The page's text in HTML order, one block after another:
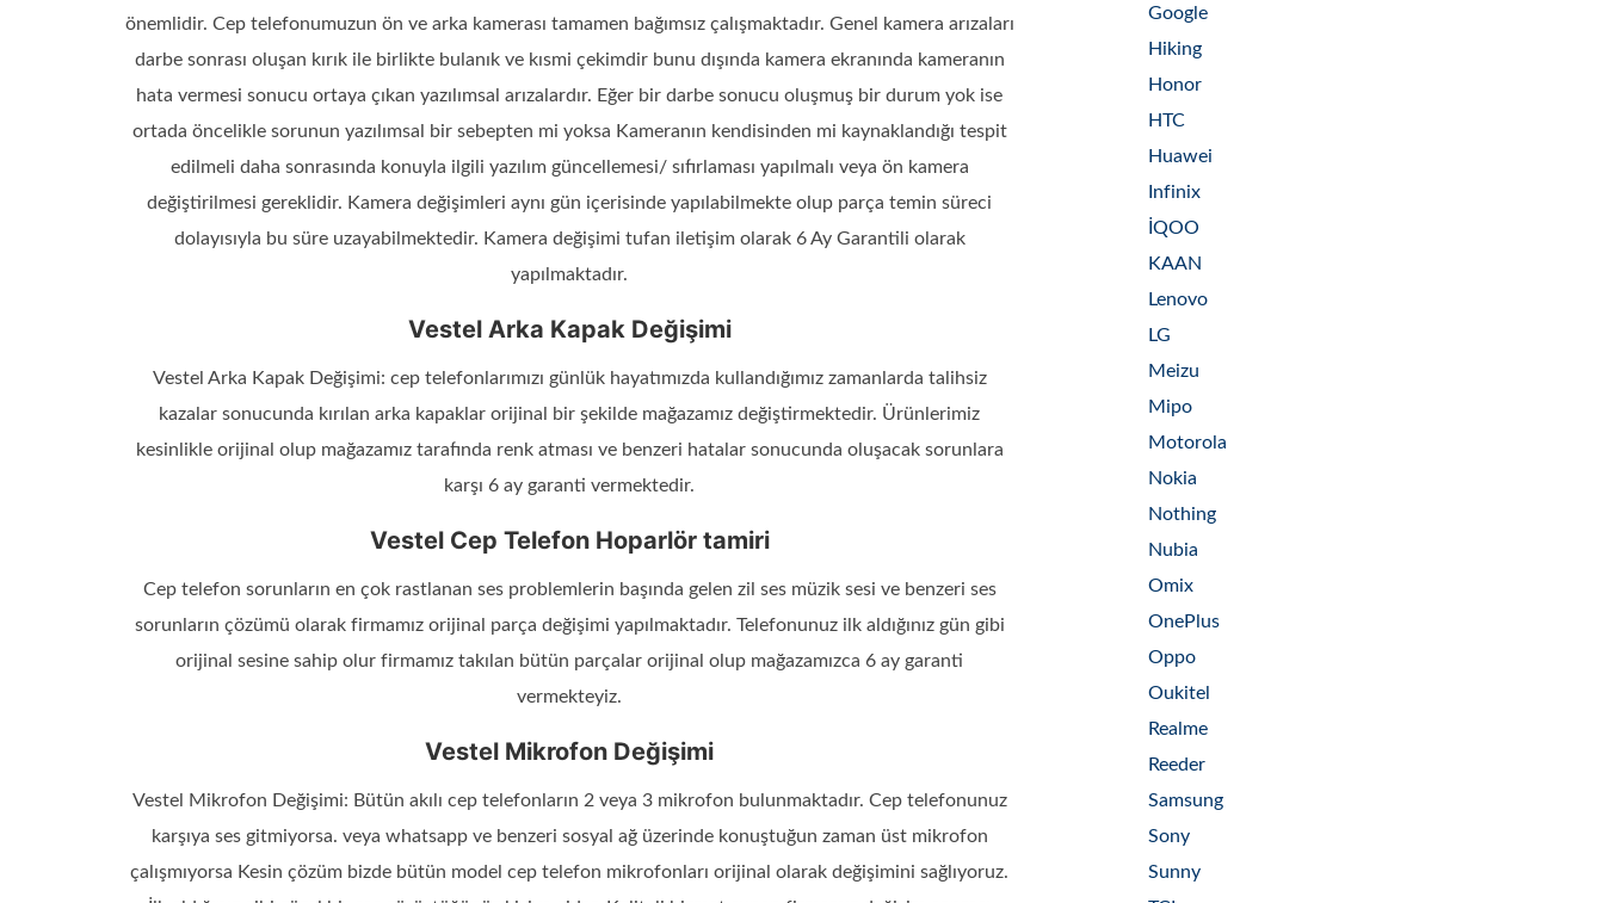
önemlidir. Cep telefonumuzun ön ve arka kamerası tamamen bağımsız çalışmaktadır. Genel kamera arızaları
darbe sonrası oluşan kırık ile birlikte bulanık ve kısmi çekimdir bunu dışında kamera ekranında kameranın
hata vermesi sonucu ortaya çıkan yazılımsal arızalardır. Eğer bir darbe sonucu oluşmuş bir durum yok ise
ortada öncelikle sorunun yazılımsal bir sebepten mi yoksa Kameranın kendisinden mi kaynaklandığı tespit
edilmeli daha sonrasında konuyla ilgili yazılım güncellemesi/ sıfırlaması yapılmalı veya ön kamera
değiştirilmesi gereklidir. Kamera değişimleri aynı gün içerisinde yapılabilmekte olup parça temin süreci
dolayısıyla bu süre uzayabilmektedir. Kamera değişimi tufan iletişim olarak 6 Ay Garantili olarak
yapılmaktadır.
Vestel Arka Kapak Değişimi
Vestel Arka Kapak Değişimi: cep telefonlarımızı günlük hayatımızda kullandığımız zamanlarda talihsiz
kazalar sonucunda kırılan arka kapaklar orijinal bir şekilde mağazamız değiştirmektedir. Ürünlerimiz
kesinlikle orijinal olup mağazamız tarafında renk atması ve benzeri hatalar sonucunda oluşacak sorunlara
karşı 6 ay garanti vermektedir.
Vestel Cep Telefon Hoparlör tamiri
Cep telefon sorunların en çok rastlanan ses problemlerin başında gelen zil ses müzik sesi ve benzeri ses
sorunların çözümü olarak firmamız orijinal parça değişimi yapılmaktadır. Telefonunuz ilk aldığınız gün gibi
orijinal sesine sahip olur firmamız takılan bütün parçalar orijinal olup mağazamızca 6 ay garanti
vermekteyiz.
Vestel Mikrofon Değişimi
Vestel Mikrofon Değişimi: Bütün akılı cep telefonların 2 veya 3 mikrofon bulunmaktadır. Cep telefonunuz
karşıya ses gitmiyorsa. veya whatsapp ve benzeri sosyal ağ üzerinde konuştuğun zaman üst mikrofon
çalışmıyorsa Kesin çözüm bizde bütün model cep telefon mikrofonları orijinal olarak değişimini sağlıyoruz.
Google
Hiking
Honor
HTC
Huawei
Infinix
İQOO
KAAN
Lenovo
LG
Meizu
Mipo
Motorola
Nokia
Nothing
Nubia
Omix
OnePlus
Oppo
Oukitel
Realme
Reeder
Samsung
Sony
Sunny